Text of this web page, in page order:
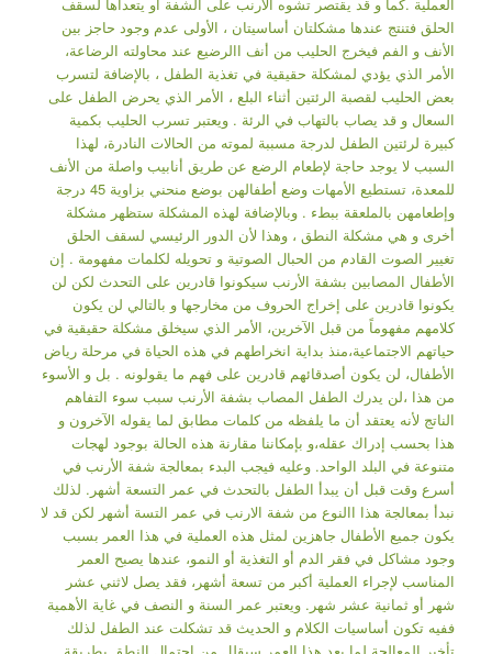
الحلق فتنتج عندها مشكلتان أساسيتان ، الأولى عدم وجود حاجز بين
الأنف و الفم فيخرج الحليب من أنف االرضيع عند محاولته الرضاعة،
الأمر الذي يؤدي لمشكلة حقيقية في تغذية الطفل ، بالإضافة لتسرب
بعض الحليب لقصبة الرئتين أثناء البلع ، الأمر الذي يحرض الطفل على
السعال و قد يصاب بالتهاب في الرئة . ويعتبر تسرب الحليب بكمية
كبيرة لرئتين الطفل لدرجة مسببة لموته من الحالات النادرة، لهذا
السبب لا يوجد حاجة لإطعام الرضع عن طريق أنابيب واصلة من الأنف
للمعدة، تستطيع الأمهات وضع أطفالهن بوضع منحني بزاوية 45 درجة
وإطعامهن بالملعقة ببطء . وبالإضافة لهذه المشكلة ستظهر مشكلة
أخرى و هي مشكلة النطق ، وهذا لأن الدور الرئيسي لسقف الحلق
تغيير الصوت القادم من الحبال الصوتية و تحويله لكلمات مفهومة . إن
الأطفال المصابين بشفة الأرنب سيكونوا قادرين على التحدث لكن لن
يكونوا قادرين على إخراج الحروف من مخارجها و بالتالي لن يكون
كلامهم مفهوماً من قبل الآخرين، الأمر الذي سيخلق مشكلة حقيقية في
حياتهم الاجتماعية،منذ بداية انخراطهم في هذه الحياة في مرحلة رياض
الأطفال، لن يكون أصدقائهم قادرين على فهم ما يقولونه . بل و الأسوء
من هذا ،لن يدرك الطفل المصاب بشفة الأرنب سبب سوء التفاهم
الناتج لأنه يعتقد أن ما يلفظه من كلمات مطابق لما يقوله الآخرون و
هذا بحسب إدراك عقله،و بإمكاننا مقارنة هذه الحالة بوجود لهجات
متنوعة في البلد الواحد. وعليه فيجب البدء بمعالجة شفة الأرنب في
أسرع وقت قبل أن يبدأ الطفل بالتحدث في عمر التسعة أشهر. لذلك
نبدأ بمعالجة هذا االنوع من شفة الارنب في عمر التسة أشهر لكن قد لا
يكون جميع الأطفال جاهزين لمثل هذه العملية في هذا العمر بسبب
وجود مشاكل في فقر الدم أو التغذية أو النمو، عندها يصبح العمر
المناسب لإجراء العملية أكبر من تسعة أشهر، فقد يصل لاثني عشر
شهر أو ثمانية عشر شهر. ويعتبر عمر السنة و النصف في غاية الأهمية
ففيه تكون أساسيات الكلام و الحديث قد تشكلت عند الطفل لذلك